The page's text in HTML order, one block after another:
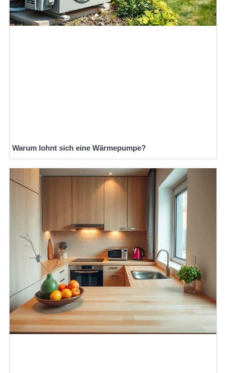
Warum lohnt sich eine Wärmepumpe?